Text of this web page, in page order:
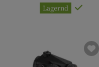
Lagernd